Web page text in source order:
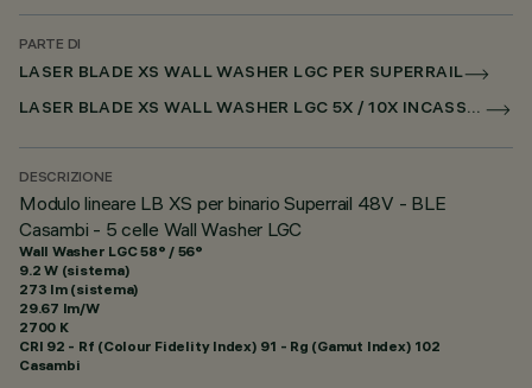
PARTE DI
LASER BLADE XS WALL WASHER LGC PER SUPERRAIL
LASER BLADE XS WALL WASHER LGC 5X / 10X INCASSO PER SUPERRAIL CASAMBI
DESCRIZIONE
Modulo lineare LB XS per binario Superrail 48V - BLE
Casambi - 5 celle Wall Washer LGC
Wall Washer LGC 58° / 56°
9.2 W (sistema)
273 lm (sistema)
29.67 lm/W
2700 K
CRI 92 - Rf (Colour Fidelity Index) 91 - Rg (Gamut Index) 102
Casambi